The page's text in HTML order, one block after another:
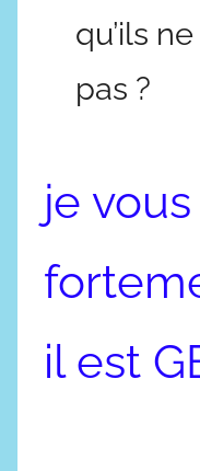
qu’ils
pas ?
je
il est